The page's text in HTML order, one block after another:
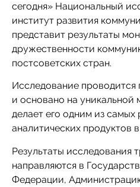
сегодня» Национальный
институт развития
представит результаты
дружественности
постсоветских стран.
Исследование проводится
и основано на
делает его одним из самых
аналитических продуктов
Результаты исследования
направляются в
Федерации,